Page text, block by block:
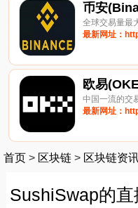
币安
全球交易量最
最新网址：
欧易
中国一流的交
最新网址：
首页 > 区块链 > 区块链资
SushiSwap的